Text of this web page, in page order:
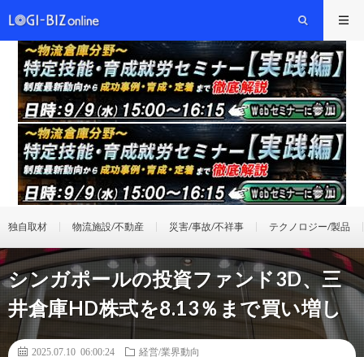
独自取材 物流施設/不動産 災害/事故/不祥事 テクノロジー/製品
シンガポールの投資ファンド3D、三
井倉庫HD株式を8.13％まで買い増し
2025.07.10 06:00:24
経営/業界動向